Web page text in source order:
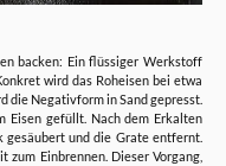
backen: Ein flüssiger Werkstoff
wird das Roheisen bei etwa
die Negativform in Sand gepresst.
Eisen gefüllt. Nach dem Erkalten
gesäubert und die Grate entfernt.
Einbrennen. Dieser Vorgang,